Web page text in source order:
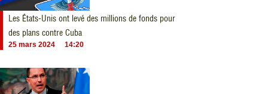
Les États-Unis ont levé des millions de fonds pour
des plans contre Cuba
25 mars 2024 14:20